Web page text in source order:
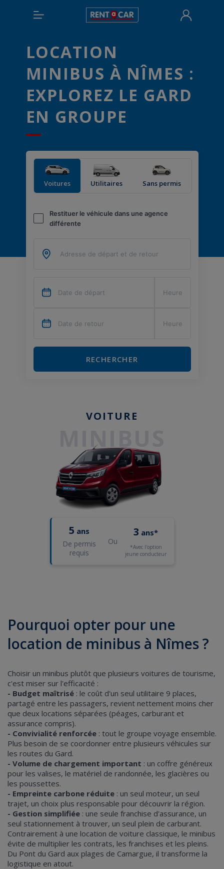
LOCATION
MINIBUS À NÎMES :
EXPLOREZ LE GARD
EN GROUPE
Voitures Utilitaires Sans permis
Restituer le véhicule dans une agence
différente
RECHERCHER
VOITURE
MINIBUS
5 ans
De permis
requis
Ou
3 ans*
*Avec l'option
jeune conducteur
Pourquoi opter pour une
location de minibus à Nîmes ?
Choisir un minibus plutôt que plusieurs voitures de tourisme,
c'est miser sur l'efficacité :
- Budget maîtrisé : le coût d'un seul utilitaire 9 places,
partagé entre les passagers, revient nettement moins cher
que deux locations séparées (péages, carburant et
assurance compris).
- Convivialité renforcée : tout le groupe voyage ensemble.
Plus besoin de se coordonner entre plusieurs véhicules sur
les routes du Gard.
- Volume de chargement important : un coffre généreux
pour les valises, le matériel de randonnée, les glacières ou
les poussettes.
- Empreinte carbone réduite : un seul moteur, un seul
trajet, un choix plus responsable pour découvrir la région.
- Gestion simplifiée : une seule franchise d'assurance, un
seul stationnement à trouver, un seul plein de carburant.
Contrairement à une location de voiture classique, le minibus
évite de multiplier les contrats, les franchises et les pleins.
Du Pont du Gard aux plages de Camargue, il transforme la
logistique en atout.